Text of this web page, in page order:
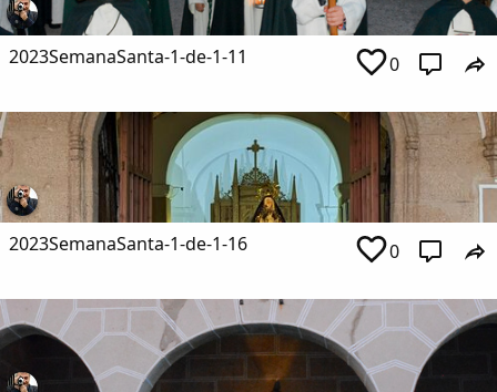
2023SemanaSanta-1-de-1-11 0
2023SemanaSanta-1-de-1-16 0